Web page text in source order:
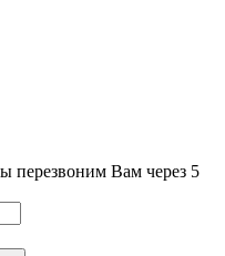
перезвоним Вам через 5